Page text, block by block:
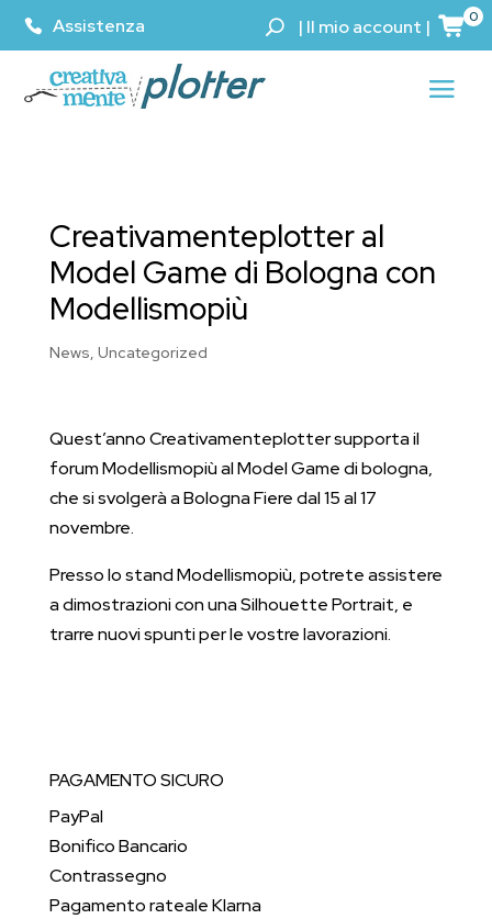
Assistenza | Il mio account | 0
Creativamenteplotter al
Model Game di Bologna con
Modellismopiù
News, Uncategorized
Quest’anno Creativamenteplotter supporta il
forum Modellismopiù al Model Game di bologna,
che si svolgerà a Bologna Fiere dal 15 al 17
novembre.
Presso lo stand Modellismopiù, potrete assistere
a dimostrazioni con una Silhouette Portrait, e
trarre nuovi spunti per le vostre lavorazioni.
PAGAMENTO SICURO
PayPal
Bonifico Bancario
Contrassegno
Pagamento rateale Klarna